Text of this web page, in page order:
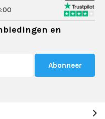
en
Abonneer